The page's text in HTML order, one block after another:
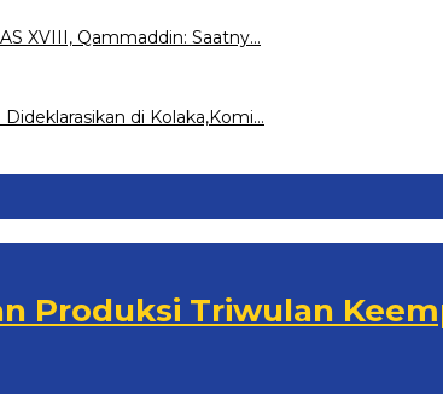
XVIII, Qammaddin: Saatny…
di Kolaka,Komi…
Produksi Triwulan